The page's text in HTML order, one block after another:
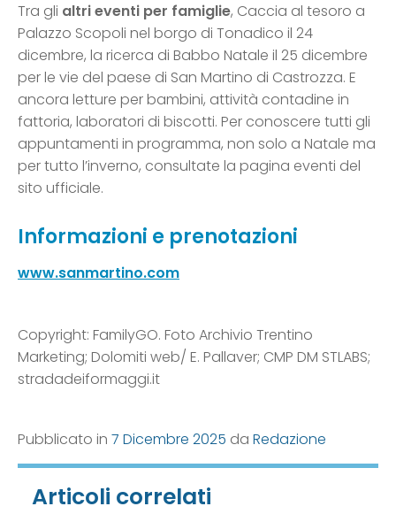
Tra gli altri eventi per famiglie, Caccia al tesoro a
Palazzo Scopoli nel borgo di Tonadico il 24
dicembre, la ricerca di Babbo Natale il 25 dicembre
per le vie del paese di San Martino di Castrozza. E
ancora letture per bambini, attività contadine in
fattoria, laboratori di biscotti. Per conoscere tutti gli
appuntamenti in programma, non solo a Natale ma
per tutto l’inverno, consultate la pagina eventi del
sito ufficiale.
Informazioni e prenotazioni
www.sanmartino.com
Copyright: FamilyGO. Foto Archivio Trentino
Marketing; Dolomiti web/ E. Pallaver; CMP DM STLABS;
stradadeiformaggi.it
Pubblicato in 7 Dicembre 2025 da Redazione
Articoli correlati